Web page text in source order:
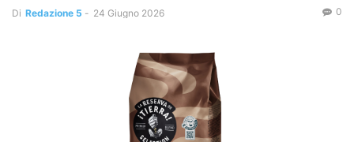
Di Redazione 5 - 24 Giugno 2026 0